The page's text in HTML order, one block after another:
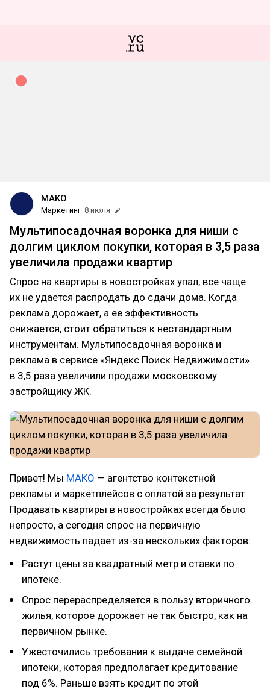
MAKO
Маркетинг 8 июля
Мультипосадочная воронка для ниши с
долгим циклом покупки, которая в 3,5 раза
увеличила продажи квартир
Спрос на квартиры в новостройках упал, все чаще
их не удается распродать до сдачи дома. Когда
реклама дорожает, а ее эффективность
снижается, стоит обратиться к нестандартным
инструментам. Мультипосадочная воронка и
реклама в сервисе «Яндекс Поиск Недвижимости»
в 3,5 раза увеличили продажи московскому
застройщику ЖК.
Привет! Мы МАКО — агентство контекстной
рекламы и маркетплейсов с оплатой за результат.
Продавать квартиры в новостройках всегда было
непросто, а сегодня спрос на первичную
недвижимость падает из-за нескольких факторов:
Растут цены за квадратный метр и ставки по
ипотеке.
Спрос перераспределяется в пользу вторичного
жилья, которое дорожает не так быстро, как на
первичном рынке.
Ужесточились требования к выдаче семейной
ипотеки, которая предполагает кредитование
под 6%. Раньше взять кредит по этой